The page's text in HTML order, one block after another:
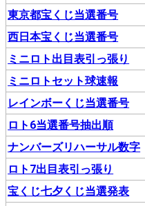
東京都宝くじ当選番号
西日本宝くじ当選番号
ミニロト出目表引っ張り
ミニロトセット球速報
レインボーくじ当選番号
ロト6当選番号抽出順
ナンバーズリハーサル数字
ロト7出目表引っ張り
宝くじ七夕くじ当選発表